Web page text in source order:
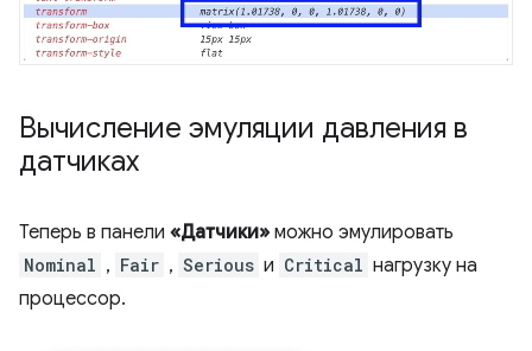
Вычисление эмуляции давления в
датчиках
Теперь в панели «Датчики» можно эмулировать
Nominal , Fair , Serious и Critical нагрузку на
процессор.